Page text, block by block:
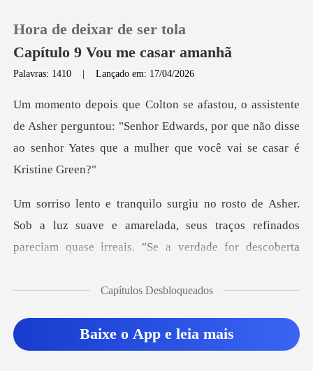
0
Loja
Sair
Hora de deixar de ser tola
Capítulo 9 Vou me casar amanhã
Palavras: 1410 |Lançado em: 17/04/2026
her perguntou: "Senhor Edwards, por que não disse
ao senhor
ob a luz suave e amarelada, seus traços refinados
pareci
Capítulos Desbloqueados
Baixe o App e leia mais